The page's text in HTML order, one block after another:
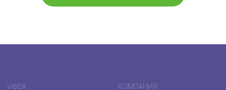
VIBER КОМПАНИЯ